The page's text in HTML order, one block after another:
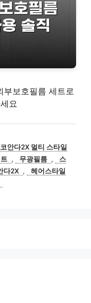
부보호필름 세트로
요
안다2X 멀티 스타일
, 무광필름 ,
스
다2X ,
헤어스타일